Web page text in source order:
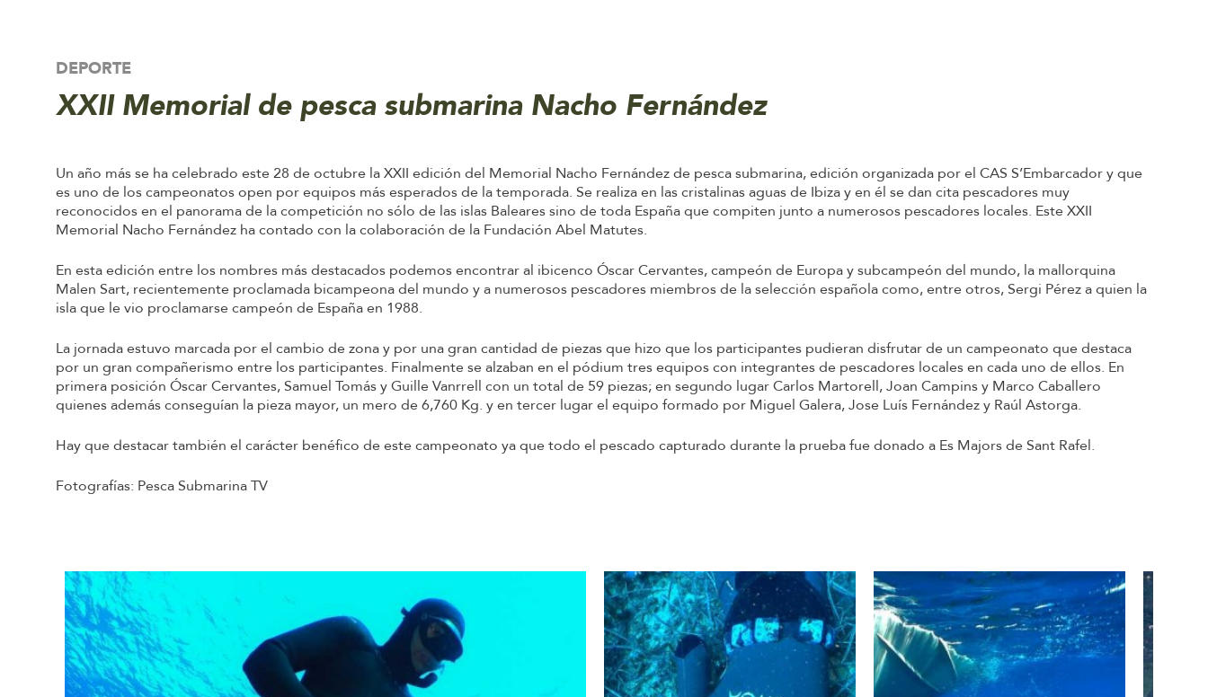
DEPORTE
XXII Memorial de pesca submarina Nacho Fernández
Un año más se ha celebrado este 28 de octubre la XXII edición del Memorial Nacho Fernández de pesca submarina, edición organizada por el CAS S’Embarcador y que
es uno de los campeonatos open por equipos más esperados de la temporada. Se realiza en las cristalinas aguas de Ibiza y en él se dan cita pescadores muy
reconocidos en el panorama de la competición no sólo de las islas Baleares sino de toda España que compiten junto a numerosos pescadores locales. Este XXII
Memorial Nacho Fernández ha contado con la colaboración de la Fundación Abel Matutes.
En esta edición entre los nombres más destacados podemos encontrar al ibicenco Óscar Cervantes, campeón de Europa y subcampeón del mundo, la mallorquina
Malen Sart, recientemente proclamada bicampeona del mundo y a numerosos pescadores miembros de la selección española como, entre otros, Sergi Pérez a quien la
isla que le vio proclamarse campeón de España en 1988.
La jornada estuvo marcada por el cambio de zona y por una gran cantidad de piezas que hizo que los participantes pudieran disfrutar de un campeonato que destaca
por un gran compañerismo entre los participantes. Finalmente se alzaban en el pódium tres equipos con integrantes de pescadores locales en cada uno de ellos. En
primera posición Óscar Cervantes, Samuel Tomás y Guille Vanrrell con un total de 59 piezas; en segundo lugar Carlos Martorell, Joan Campins y Marco Caballero
quienes además conseguían la pieza mayor, un mero de 6,760 Kg. y en tercer lugar el equipo formado por Miguel Galera, Jose Luís Fernández y Raúl Astorga.
Hay que destacar también el carácter benéfico de este campeonato ya que todo el pescado capturado durante la prueba fue donado a Es Majors de Sant Rafel.
Fotografías: Pesca Submarina TV